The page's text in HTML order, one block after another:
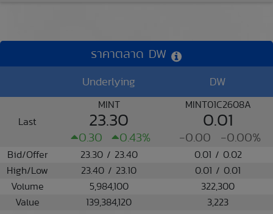
ราคาตลาด DW
Underlying DW
Last
MINT
23.30
0.30 0.43%
MINT01C2608A
0.01
-0.00 -0.00%
Bid/Offer 23.30 / 23.40
0.01 / 0.02
High/Low
23.40 / 23.10
0.01 / 0.01
Volume
5,984,100
322,300
Value
139,384,120 3,223